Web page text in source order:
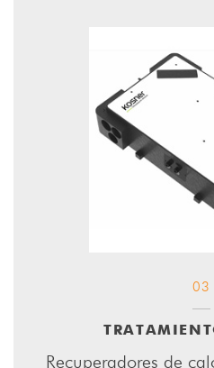
03
Recuperadores de